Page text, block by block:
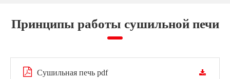
Принципы работы сушильной печи
Сушильная печь pdf